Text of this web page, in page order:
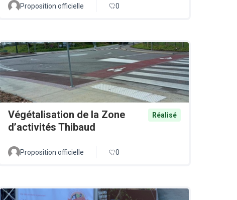
Proposition officielle 0
Végétalisation de la Zone
d’activités Thibaud
Réalisé
Proposition officielle 0